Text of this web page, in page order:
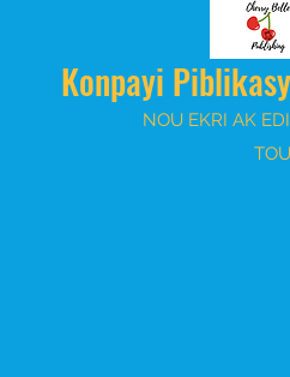
Konpayi
NOU EKRI AK
TOU